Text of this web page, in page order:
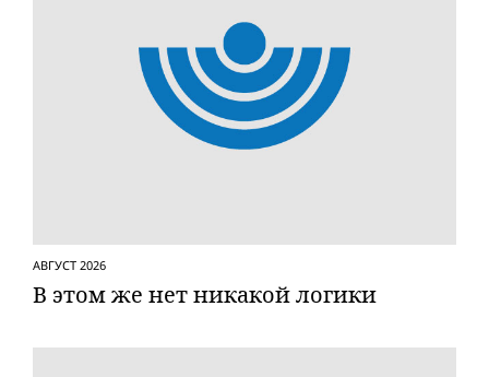
АВГУСТ 2026
В этом же нет никакой логики